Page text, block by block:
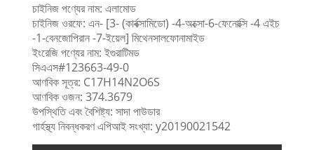
চাইনিজ পণ্যের নাম: এলামোড
চাইনিজ ওরফে: এন- [3- (কার্বক্সামিডো) -4-অক্সো-6-ফেনোক্সি -4 এইচ
-1-বেনজোপিরান -7-ইয়েল] মিথেনসালফোনামাইড
ইংরেজি পণ্যের নাম: ইগুরাটিমড
সিএএস#123663-49-0
আণবিক সূত্র: C17H14N2O6S
আণবিক ওজন: 374.3679
উপস্থিতি এবং বৈশিষ্ট্য: সাদা পাউডার
গার্হস্থ্য নিবন্ধকরণ এপিআই সংখ্যা: y20190021542